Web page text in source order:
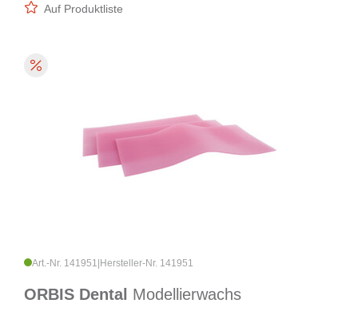
Auf Produktliste
Art.-Nr. 141951 Hersteller-Nr. 141951
ORBIS Dental Modellierwachs